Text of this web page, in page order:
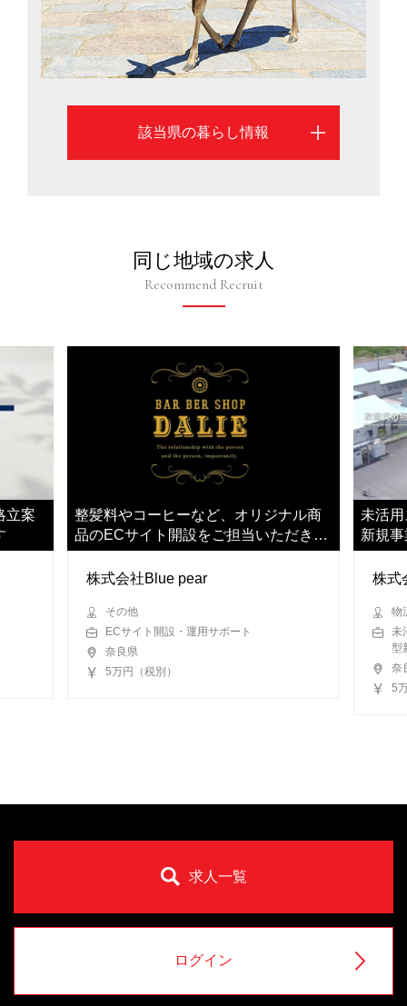
トップクラス（2017年）。地方でも水準の高い教育が受
けられます。北西部の奈良市を中心に、奈良県への移住
を考える際に役立つ生活情報を掲載しています。
該当県の暮らし情報
同じ地域の求人
Recommend Recruit
立案
整髪料やコーヒーなど、オリジナル商
品のECサイト開設をご担当いただきま
す
株式会社Blue pear
その他
ECサイト開設・運用サポート
奈良県
5万円（税別）
未活
新規
株式
物
未
型
奈
5
求人一覧
ログイン